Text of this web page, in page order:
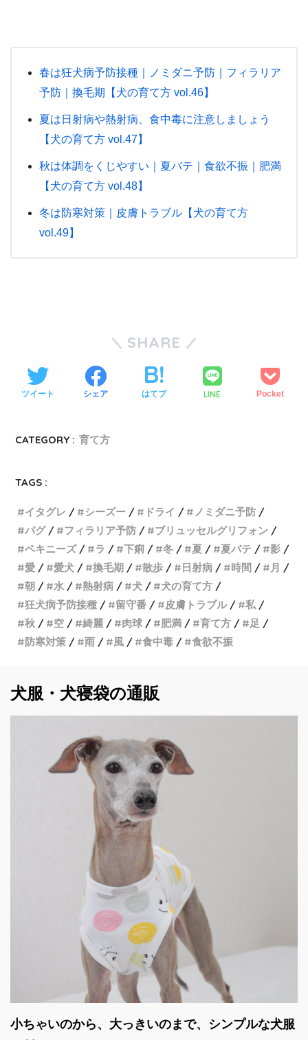
春は狂犬病予防接種｜ノミダニ予防｜フィラリア
予防｜換毛期【犬の育て方 vol.46】
夏は日射病や熱射病、食中毒に注意しましょう
【犬の育て方 vol.47】
秋は体調をくじやすい｜夏バテ｜食欲不振｜肥満
【犬の育て方 vol.48】
冬は防寒対策｜皮膚トラブル【犬の育て方
vol.49】
SHARE
ツイート シェア はてブ LINE Pocket
CATEGORY : 育て方
TAGS :
イタグレ シーズー ドライ
ノミダニ予防
パグ
フィラリア予防
ブリュッセルグリフォン
ペキニーズ
ラ 下痢 冬 夏 夏バテ
影
愛
愛犬 換毛期 散歩 日射病 時間
月
朝
水 熱射病 犬
犬の育て方
狂犬病予防接種
留守番 皮膚トラブル
私
秋
空 綺麗 肉球 肥満 育て方
足
防寒対策
雨 風 食中毒 食欲不振
犬服・犬寝袋の通販
小ちゃいのから、大っきいのまで、シンプルな犬服